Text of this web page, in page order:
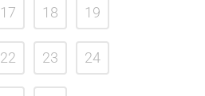
17 18 19
22 23 24